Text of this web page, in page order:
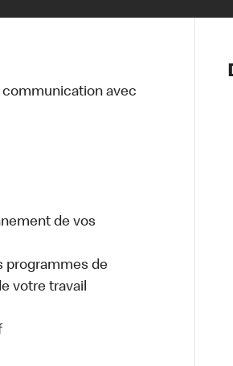
Notre
Nos
Santé et
avec
de vos
programmes de
votre travail